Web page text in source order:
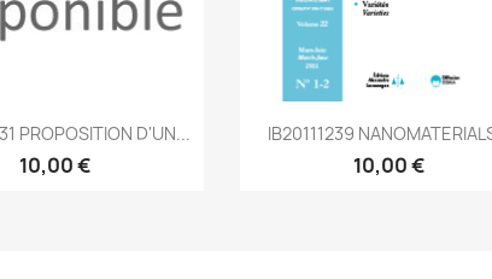
Aperçu rapide
PROPOSITION D'UN...
10,00 €
Aperçu rapide
IB20111239
10,00 €